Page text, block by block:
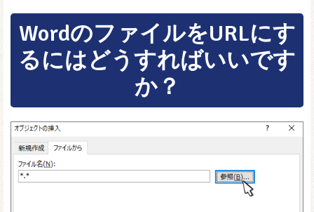
WordのファイルをURLにす
るにはどうすればいいです
か？